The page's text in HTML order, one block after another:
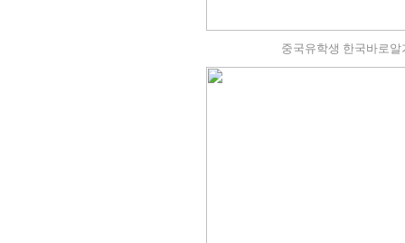
중국유학생 한국바로알